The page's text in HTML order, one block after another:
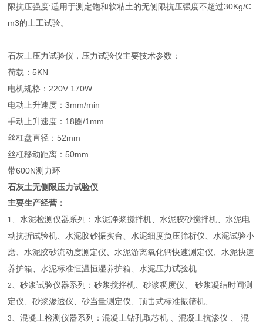
限抗压强度:适用于测定饱和软粘土的无侧限抗压强度不超过30Kg/C
m3的土工试验。
石灰土压力试验仪，压力试验仪主要技术参数：
荷载：5KN
电机规格：220V 170W
电动上升速度：3mm/min
手动上升速度：18圈/1mm
丝杠盘直径：52mm
丝杠移动距离：50mm
带600N测力环
石灰土无侧限压力试验仪
主要生产经营：
1、水泥检测仪器系列：水泥净浆搅拌机、水泥胶砂搅拌机、水泥电
动抗折试验机、水泥胶砂振实台、水泥细度负压筛析仪、水泥试验小
磨、水泥胶砂流动度测定仪、水泥游离氧化钙快速测定仪、水泥快速
养护箱、水泥标准恒温恒湿养护箱、水泥压力试验机
2、砂浆试验仪器系列：砂浆搅拌机、砂浆稠度仪、 砂浆凝结时间测
定仪、砂浆渗透仪、砂当量测定仪、顶击式标准振筛机、
3、混凝土检测仪器系列：混凝土钻孔取芯机 、混凝土抗渗仪 、 混